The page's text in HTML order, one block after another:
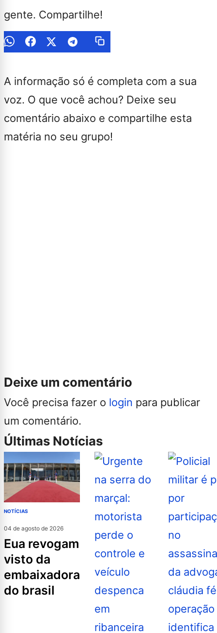
gente. Compartilhe!
A informação só é completa com a sua
voz. O que você achou? Deixe seu
comentário abaixo e compartilhe esta
matéria no seu grupo!
Deixe um comentário
Você precisa fazer o login para publicar
um comentário.
Últimas Notícias
NOTÍCIAS
04 de agosto de 2026
eua revogam
visto da
embaixadora
do brasil